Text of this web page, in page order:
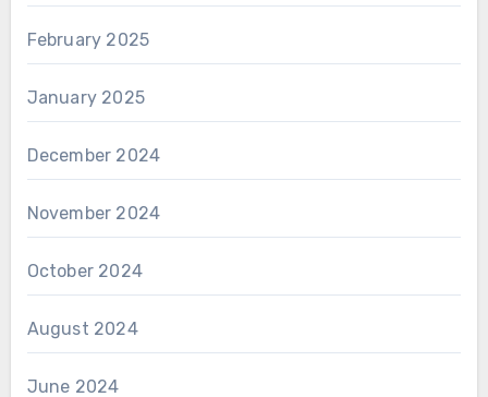
February 2025
January 2025
December 2024
November 2024
October 2024
August 2024
June 2024